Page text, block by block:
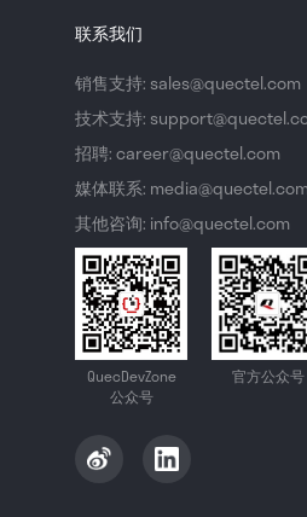
联系我们
销售支持: sales@quectel.com
技术支持:
招聘: career@quectel.com
媒体联系: media@quectel.com
其他咨询: info@quectel.com
QuecDevZone
公众号
官方公众号